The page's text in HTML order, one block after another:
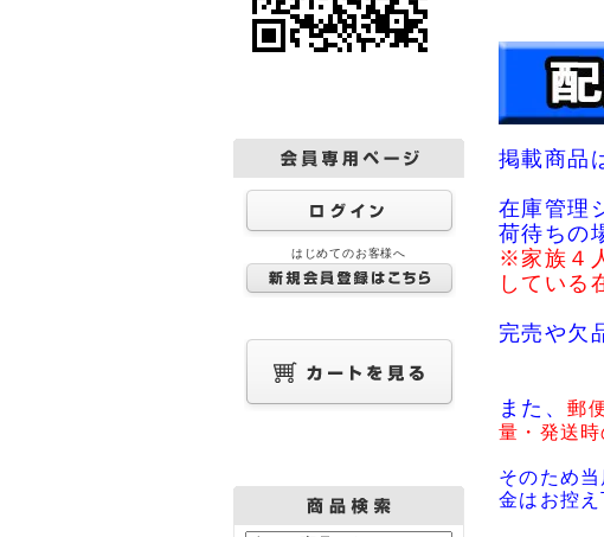
はじめてのお客様へ
掲載商品
在庫管理
荷待ちの
※家族４
している
完売や欠
また、郵
量・発送
そのため
金はお控え